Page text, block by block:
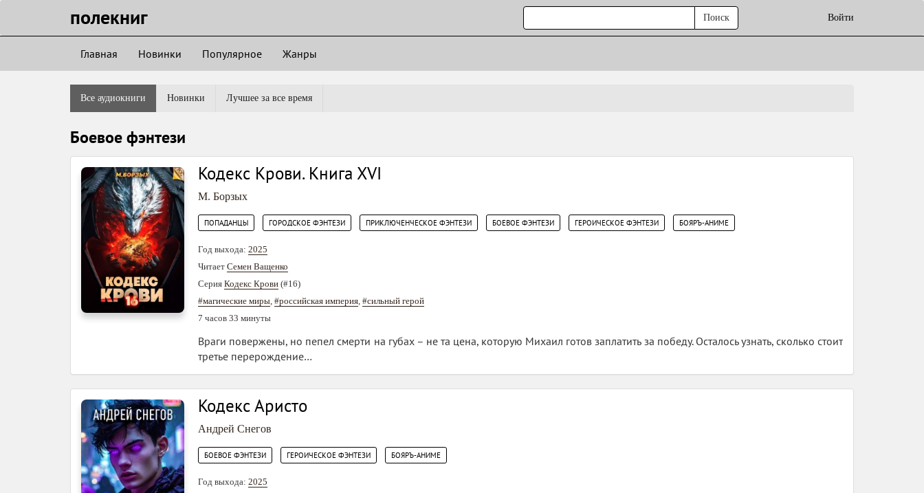
полекниг Войти
Поиск
Главная Новинки Популярное Жанры
Все аудиокниги Новинки Лучшее за все время
Боевое фэнтези
Кодекс Крови. Книга ХVI
М. Борзых
ПОПАДАНЦЫ ГОРОДСКОЕ ФЭНТЕЗИ ПРИКЛЮЧЕНЧЕСКОЕ ФЭНТЕЗИ БОЕВОЕ ФЭНТЕЗИ ГЕРОИЧЕСКОЕ ФЭНТЕЗИ БОЯРЪ-АНИМЕ
Год выхода: 2025
Читает Семен Ващенко
Серия Кодекс Крови (#16)
#магические миры, #российская империя, #сильный герой
7 часов 33 минуты
Враги повержены, но пепел смерти на губах – не та цена, которую Михаил готов заплатить за победу. Осталось узнать, сколько стоит
третье перерождение…
Кодекс Аристо
Андрей Снегов
БОЕВОЕ ФЭНТЕЗИ ГЕРОИЧЕСКОЕ ФЭНТЕЗИ БОЯРЪ-АНИМЕ
Год выхода: 2025